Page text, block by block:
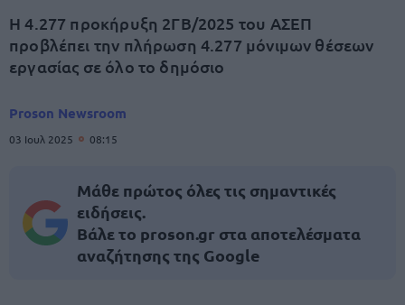
Η 4.277 προκήρυξη 2ΓΒ/2025 του ΑΣΕΠ
προβλέπει την πλήρωση 4.277 μόνιμων θέσεων
εργασίας σε όλο το δημόσιο
Proson Newsroom
03 Ιουλ 2025 08:15
Μάθε πρώτος όλες τις σημαντικές
ειδήσεις.
Βάλε το proson.gr στα αποτελέσματα
αναζήτησης της Google